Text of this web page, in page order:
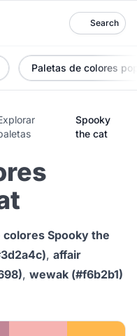
Search
Paletas de colores
Spooky
the cat
colores Spooky the
, affair
, wewak (#f6b2b1)